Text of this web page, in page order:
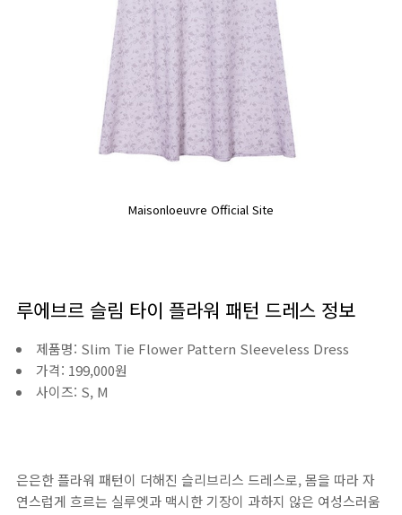
Maisonloeuvre Official Site
루에브르 슬림 타이 플라워 패턴 드레스 정보
제품명: Slim Tie Flower Pattern Sleeveless Dress
가격: 199,000원
사이즈: S, M
은은한 플라워 패턴이 더해진 슬리브리스 드레스로, 몸을 따라 자
연스럽게 흐르는 실루엣과 맥시한 기장이 과하지 않은 여성스러움